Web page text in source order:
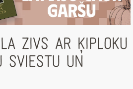
ZIVS AR ĶIPLOKU
SVIESTU UN